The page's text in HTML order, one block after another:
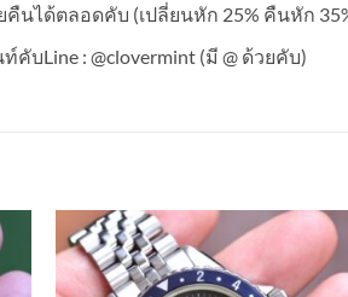
คืนได้ตลอดคับ (เปลี่ยนหัก 25% คืนหัก
คับLine : @clovermint (มี @ ด้วยคับ)
Add to
Wishlist